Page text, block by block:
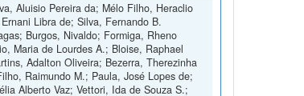
Aluisio Pereira da; Mélo Filho, Heraclio
Libra de; Silva, Fernando B.
Burgos, Nivaldo; Formiga, Rheno
Maria de Lourdes A.; Bloise, Raphael
Adalton Oliveira; Bezerra, Therezinha
Raimundo M.; Paula, José Lopes de;
Alberto Vaz; Vettori, Ida de Souza S.;